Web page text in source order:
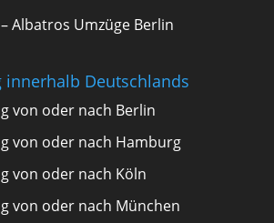
Albatros Umzüge Berlin
innerhalb Deutschlands
von oder nach Berlin
von oder nach Hamburg
von oder nach Köln
von oder nach München